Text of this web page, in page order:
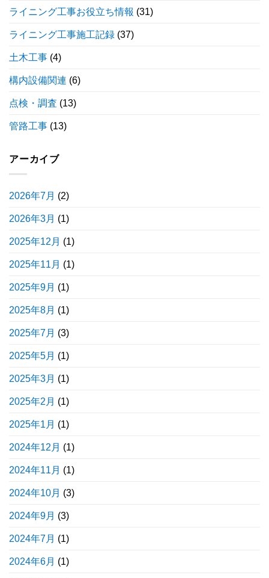
ライニング工事お役立ち情報 (31)
ライニング工事施工記録 (37)
土木工事 (4)
構内設備関連 (6)
点検・調査 (13)
管路工事 (13)
アーカイブ
2026年7月 (2)
2026年3月 (1)
2025年12月 (1)
2025年11月 (1)
2025年9月 (1)
2025年8月 (1)
2025年7月 (3)
2025年5月 (1)
2025年3月 (1)
2025年2月 (1)
2025年1月 (1)
2024年12月 (1)
2024年11月 (1)
2024年10月 (3)
2024年9月 (3)
2024年7月 (1)
2024年6月 (1)